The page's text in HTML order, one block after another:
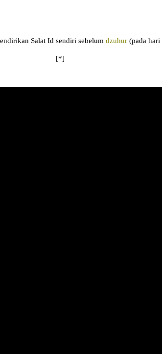
Salat Id sendiri sebelum dzuhur (pada hari
[*]